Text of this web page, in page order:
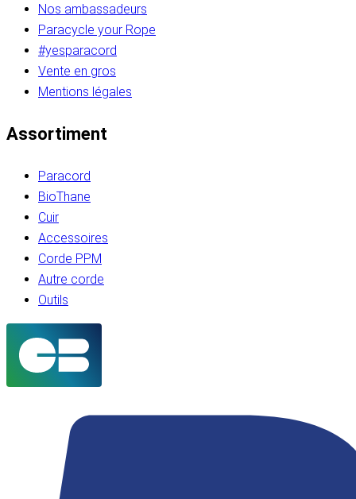
Nos ambassadeurs
Paracycle your Rope
#yesparacord
Vente en gros
Mentions légales
Assortiment
Paracord
BioThane
Cuir
Accessoires
Corde PPM
Autre corde
Outils